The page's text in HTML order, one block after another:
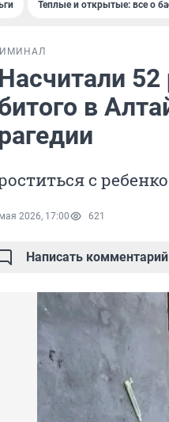
Теплые и открытые: все о
в
с
2026, 17:00 621
Написать комментарий